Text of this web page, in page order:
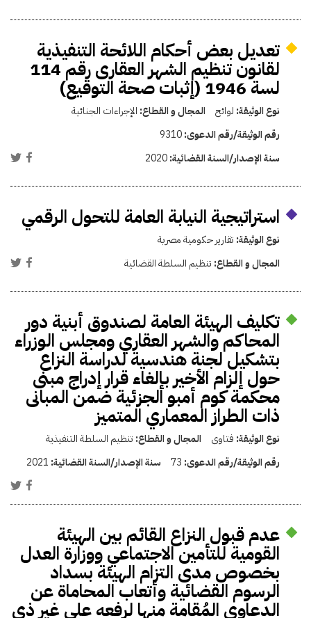
تعديل بعض أحكام اللائحة التنفيذية
لقانون تنظيم الشهر العقارى رقم 114
لسة 1946 (إثبات صحة التوقيع)
نوع الوثيقة: لوائح المجال و القطاع: الإجراءات الجنائية
رقم الوثيقة/رقم الدعوى:9310
سنة الإصدار/السنة القضائية:2020
استراتيجية النيابة العامة للتحول الرقمي
نوع الوثيقة: تقارير حكومية مصرية
المجال و القطاع: تنظيم السلطة القضائية
تكليف الهيئة العامة لصندوق أبنية دور
المحاكم والشهر العقاري ومجلس الوزراء
بتشكيل لجنة هندسية لدراسة النزاع
حول إلزام الأخير بإلغاء قرار إدراج مبنى
محكمة كوم أمبو الجزئية ضمن المبانى
ذات الطراز المعماري المتميز
نوع الوثيقة: فتاوى المجال و القطاع: تنظيم السلطة التنفيذية
رقم الوثيقة/رقم الدعوى: 73 سنة الإصدار/السنة القضائية: 2021
عدم قبول النزاع القائم بين الهيئة
القومية للتأمين الاجتماعي ووزارة العدل
بخصوص مدى التزام الهيئة بسداد
الرسوم القضائية وأتعاب المحاماة عن
الدعاوى المُقامة منها لرفعه على غير ذي